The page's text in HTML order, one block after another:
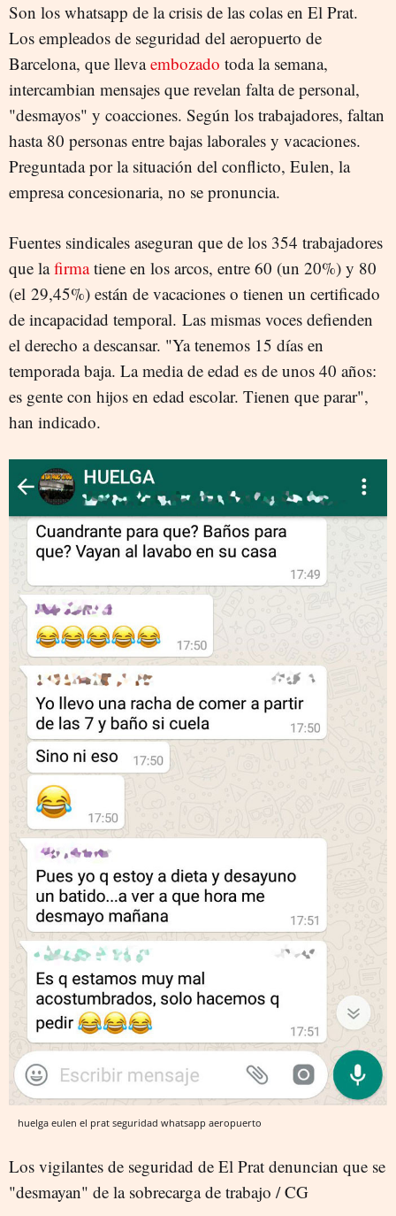
Son los whatsapp de la crisis de las colas en El Prat.
Los empleados de seguridad del aeropuerto de
Barcelona, que llevaembozado toda la semana,
intercambian mensajes que revelan falta de personal,
"desmayos" y coacciones. Según los trabajadores, faltan
hasta 80 personas entre bajas laborales y vacaciones.
Preguntada por la situación del conflicto, Eulen, la
empresa concesionaria, no se pronuncia.
Fuentes sindicales aseguran que de los 354 trabajadores
que lafirmatiene en los arcos, entre 60 (un 20%) y 80
(el 29,45%) están de vacaciones o tienen un certificado
de incapacidad temporal. Las mismas voces defienden
el derecho a descansar. "Ya tenemos 15 días en
temporada baja. La media de edad es de unos 40 años:
es gente con hijos en edad escolar. Tienen que parar",
han indicado.
huelga eulen el prat seguridad whatsapp aeropuerto
Los vigilantes de seguridad de El Prat denuncian que se
"desmayan" de la sobrecarga de trabajo / CG